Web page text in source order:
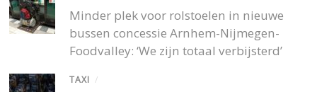
Minder plek voor rolstoelen in nieuwe
bussen concessie Arnhem-Nijmegen-
Foodvalley: ‘We zijn totaal verbijsterd’
TAXI /